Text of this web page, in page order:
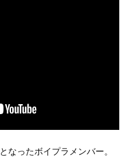
となったボイプラメンバー。